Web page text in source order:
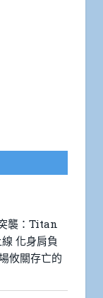
襲：Titan
化身肩負
攸關存亡的